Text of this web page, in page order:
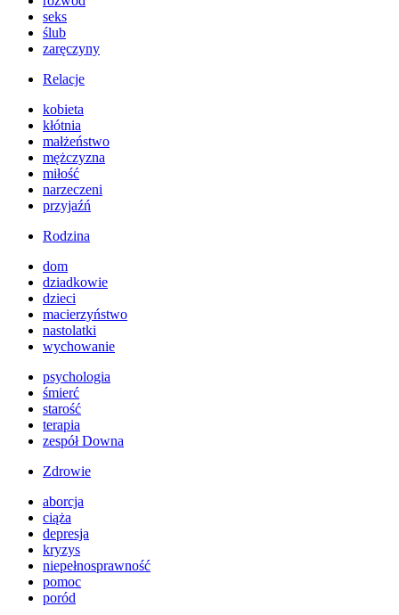
seks
ślub
zaręczyny
Relacje
kobieta
kłótnia
małżeństwo
mężczyzna
miłość
narzeczeni
przyjaźń
Rodzina
dom
dziadkowie
dzieci
macierzyństwo
nastolatki
wychowanie
psychologia
śmierć
starość
terapia
zespół Downa
Zdrowie
aborcja
ciąża
depresja
kryzys
niepełnosprawność
pomoc
poród